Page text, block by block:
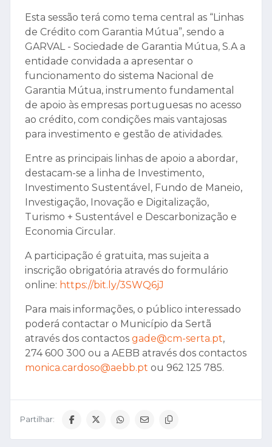
Esta sessão terá como tema central as “Linhas
de Crédito com Garantia Mútua”, sendo a
GARVAL - Sociedade de Garantia Mútua, S.A a
entidade convidada a apresentar o
funcionamento do sistema Nacional de
Garantia Mútua, instrumento fundamental
de apoio às empresas portuguesas no acesso
ao crédito, com condições mais vantajosas
para investimento e gestão de atividades.
Entre as principais linhas de apoio a abordar,
destacam-se a linha de Investimento,
Investimento Sustentável, Fundo de Maneio,
Investigação, Inovação e Digitalização,
Turismo + Sustentável e Descarbonização e
Economia Circular.
A participação é gratuita, mas sujeita a
inscrição obrigatória através do formulário
online: https://bit.ly/3SWQ6jJ
Para mais informações, o público interessado
poderá contactar o Município da Sertã
através dos contactos gade@cm-serta.pt,
274 600 300 ou a AEBB através dos contactos
monica.cardoso@aebb.pt ou 962 125 785.
Partilhar: